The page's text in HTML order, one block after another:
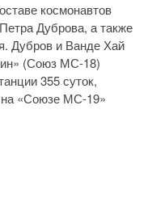
космонавтов
Дуброва, а также
Дубров и Ванде Хай
(Союз МС-18)
355 суток,
«Союзе МС-19»